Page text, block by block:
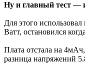
Ну и главный тест —
Для этого
Ватт, остановился
Плата отстала на
разница напряжений